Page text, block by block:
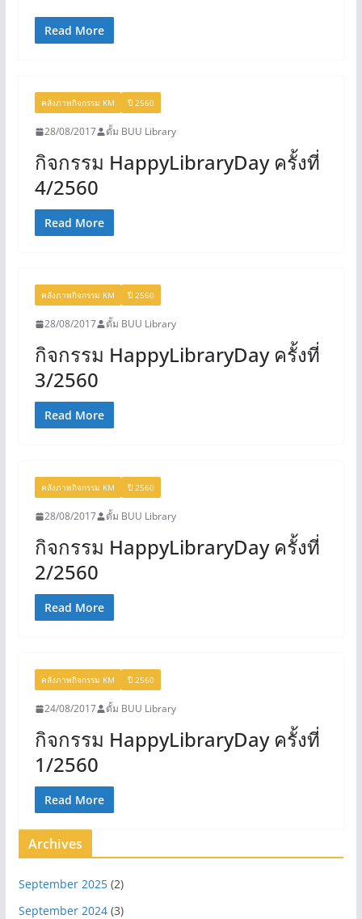
Read More
คลังภาพกิจกรรม KM ปี 2560
28/08/2017 ตั้ม BUU Library
กิจกรรม HappyLibraryDay ครั้งที่
4/2560
Read More
คลังภาพกิจกรรม KM ปี 2560
28/08/2017 ตั้ม BUU Library
กิจกรรม HappyLibraryDay ครั้งที่
3/2560
Read More
คลังภาพกิจกรรม KM ปี 2560
28/08/2017 ตั้ม BUU Library
กิจกรรม HappyLibraryDay ครั้งที่
2/2560
Read More
คลังภาพกิจกรรม KM ปี 2560
24/08/2017 ตั้ม BUU Library
กิจกรรม HappyLibraryDay ครั้งที่
1/2560
Read More
Archives
September 2025(2)
September 2024(3)